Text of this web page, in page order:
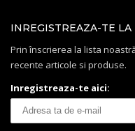
INREGISTREAZA-TE
Prin înscrierea la lista
recente articole si produse.
Inregistreaza-te aici: